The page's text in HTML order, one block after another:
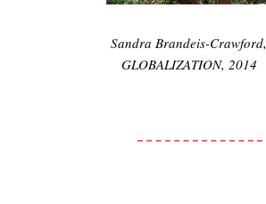
Sandra Brandeis-Crawford,
GLOBALIZATION, 2014